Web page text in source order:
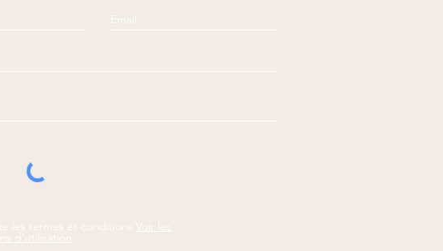
les termes et conditions Voir les
d'utilisation